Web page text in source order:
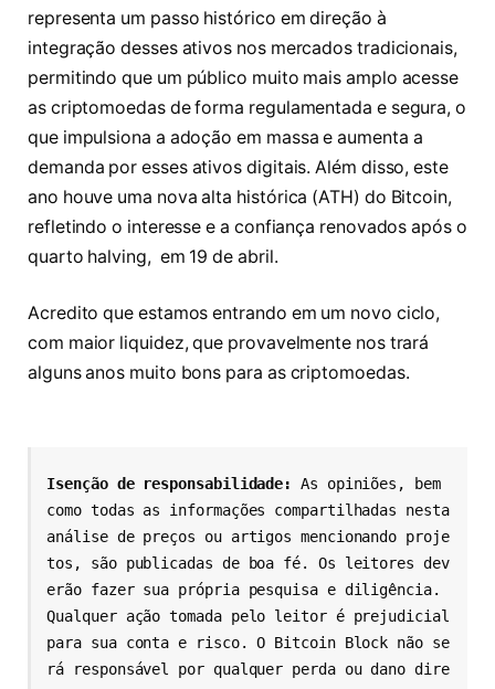
representa um passo histórico em direção à
integração desses ativos nos mercados tradicionais,
permitindo que um público muito mais amplo acesse
as criptomoedas de forma regulamentada e segura, o
que impulsiona a adoção em massa e aumenta a
demanda por esses ativos digitais. Além disso, este
ano houve uma nova alta histórica (ATH) do Bitcoin,
refletindo o interesse e a confiança renovados após o
quarto halving, em 19 de abril.
Acredito que estamos entrando em um novo ciclo,
com maior liquidez, que provavelmente nos trará
alguns anos muito bons para as criptomoedas.
Isenção de responsabilidade:
As opiniões, bem
como todas as informações compartilhadas nesta
análise de preços ou artigos mencionando proje
tos, são publicadas de boa fé. Os leitores dev
erão fazer sua própria pesquisa e diligência.
Qualquer ação tomada pelo leitor é prejudicial
para sua conta e risco. O Bitcoin Block não se
rá responsável por qualquer perda ou dano dire